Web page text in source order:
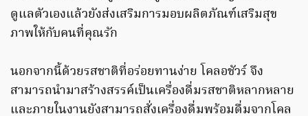
ดูแลตัวเองแล้วยังส่งเสริมการมอบผลิตภัณฑ์เสริมสุข
ภาพให้กับคนที่คุณรัก
นอกจากนี้ด้วยรสชาติที่อร่อยทานง่าย โคลอชัวร์ จึง
สามารถนำมาสร้างสรรค์เป็นเครื่องดื่มรสชาติหลากหลาย
และภายในงานยังสามารถสั่งเครื่องดื่มพร้อมดื่มจากโคล